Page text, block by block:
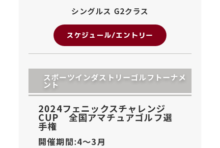
シングルス G2クラス
スケジュール/エントリー
スポーツインダストリーゴルフトーナメ
ント
2024フェニックスチャレンジ
CUP 全国アマチュアゴルフ選
手権
開催期間:4〜3月